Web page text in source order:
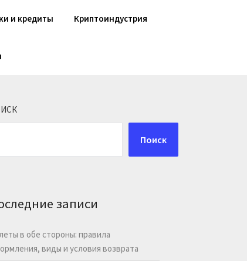
и кредиты Криптоиндустрия
Поиск
записи
в обе стороны: правила
виды и условия возврата